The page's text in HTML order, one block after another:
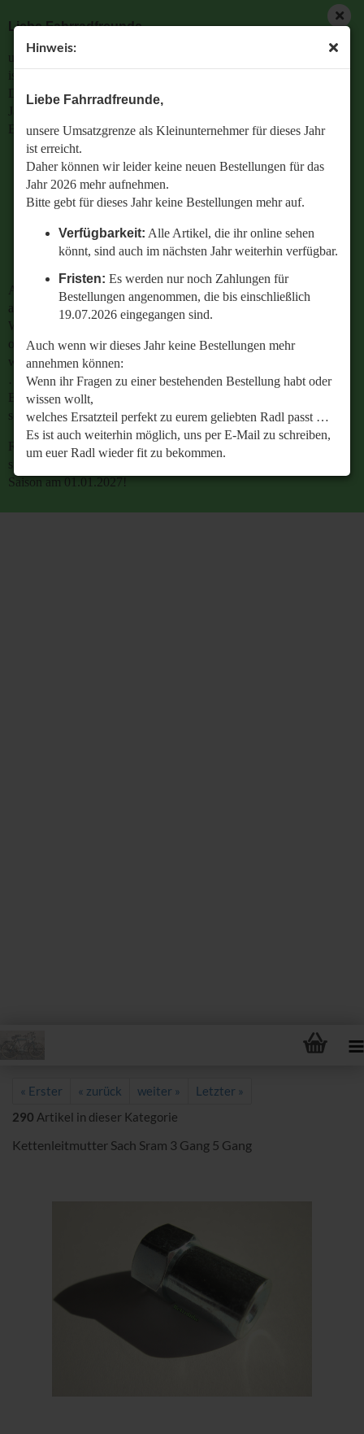
Hinweis:
Liebe Fahrradfreunde,
unsere Umsatzgrenze als Kleinunternehmer für dieses Jahr
ist erreicht.
Daher können wir leider keine neuen Bestellungen für das
Jahr 2026 mehr aufnehmen.
Bitte gebt für dieses Jahr keine Bestellungen mehr auf.
Verfügbarkeit: Alle Artikel, die ihr online sehen
könnt, sind auch im nächsten Jahr weiterhin verfügbar.
Fristen: Es werden nur noch Zahlungen für
Bestellungen angenommen, die bis einschließlich
19.07.2026 eingegangen sind.
Auch wenn wir dieses Jahr keine Bestellungen mehr
annehmen können:
Wenn ihr Fragen zu einer bestehenden Bestellung habt oder
wissen wollt,
welches Ersatzteil perfekt zu eurem geliebten Radl passt …
Es ist auch weiterhin möglich, uns per E-Mail zu schreiben,
um euer Radl wieder fit zu bekommen.
Retrobike wünscht euch eine gesunde Radlzeit und freut
Liebe Fahrradfreunde,
unsere Umsatzgrenze als Kleinunternehmer für dieses Jahr
ist erreicht.
Daher können wir leider keine neuen Bestellungen für das
Jahr 2026 mehr aufnehmen.
Bitte gebt für dieses Jahr keine Bestellungen mehr auf.
Verfügbarkeit: Alle Artikel, die ihr online sehen
könnt, sind auch im nächsten Jahr weiterhin
verfügbar.
Bestellungen angenommen, die bis einschließlich
19.07.2026 eingegangen sind.
Auch wenn wir dieses Jahr keine Bestellungen mehr
annehmen können:
Wenn ihr Fragen zu einer bestehenden Bestellung habt
oder wissen wollt,
welches Ersatzteil perfekt zu eurem geliebten Radl passt
…
Es ist auch weiterhin möglich, uns per E-Mail zu
schreiben, um euer Radl wieder fit zu bekommen.
Retrobike wünscht euch eine gesunde Radlzeit und freut
sich schon jetzt auf den gemeinsamen Start in die neue
Saison am 01.01.2027!
« Erster « zurück weiter »
Letzter »
290 Artikel in dieser Kategorie
Kettenleitmutter Sach Sram 3 Gang 5 Gang